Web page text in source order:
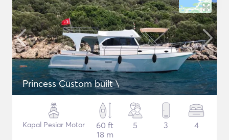
Princess Custom built \
Kapal Pesiar Motor
60 ft
18 m
5 3 4